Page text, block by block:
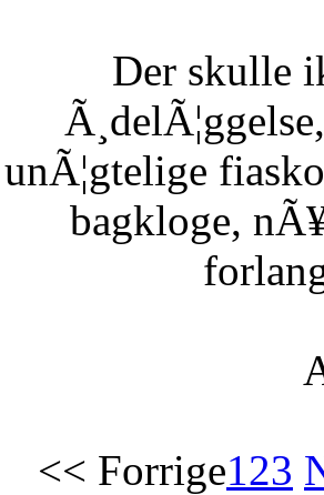
Der skulle
unÃ¦gtelige
bagkloge,
<< Forrige123